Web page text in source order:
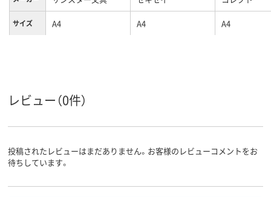
サイズ A4 A4 A4
ト
レビュー（0件）
投稿されたレビューはまだありません。お客様のレビューコメントをお
待ちしています。